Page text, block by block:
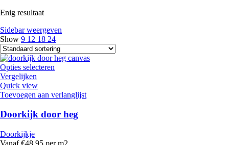
Enig resultaat
Sidebar weergeven
Show 9 12 18 24
Opties selecteren
Vergelijken
Quick view
Toevoegen aan verlanglijst
Doorkijk door heg
Doorkijkje